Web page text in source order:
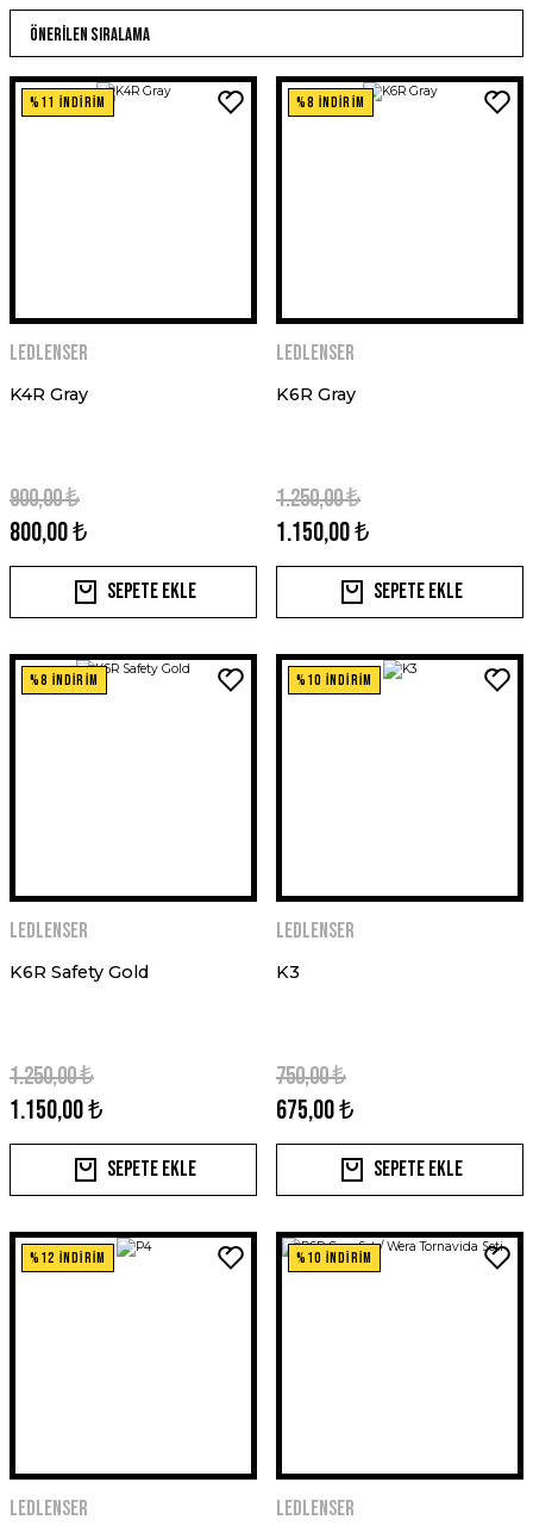
%11 İNDİRİM
Ledlenser
K4R Gray
800,00 ₺
900,00 ₺
Sepete Ekle
%8 İNDİRİM
Ledlenser
K6R Gray
1.150,00 ₺
1.250,00 ₺
Sepete Ekle
%8 İNDİRİM
Ledlenser
K6R Safety Gold
1.150,00 ₺
1.250,00 ₺
Sepete Ekle
%10 İNDİRİM
Ledlenser
K3
675,00 ₺
750,00 ₺
Sepete Ekle
%12 İNDİRİM
Ledlenser
%10 İNDİRİM
Ledlenser